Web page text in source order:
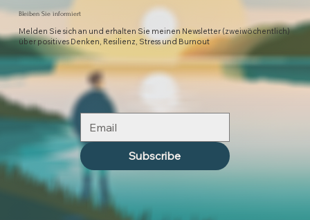
Bleiben Sie informiert
Melden Sie sich an und erhalten Sie meinen Newsletter (zweiwöchentlich)
über positives Denken, Resilienz, Stress und Burnout
Subscribe